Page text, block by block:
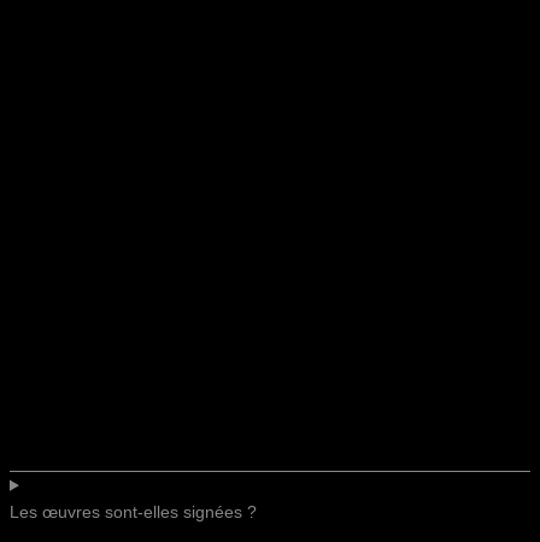
Les œuvres sont-elles signées ?